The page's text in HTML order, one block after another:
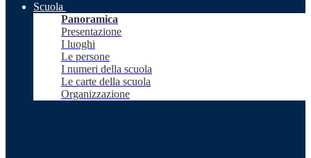
Scuola
Panoramica
Presentazione
I luoghi
Le persone
I numeri della scuola
Le carte della scuola
Organizzazione